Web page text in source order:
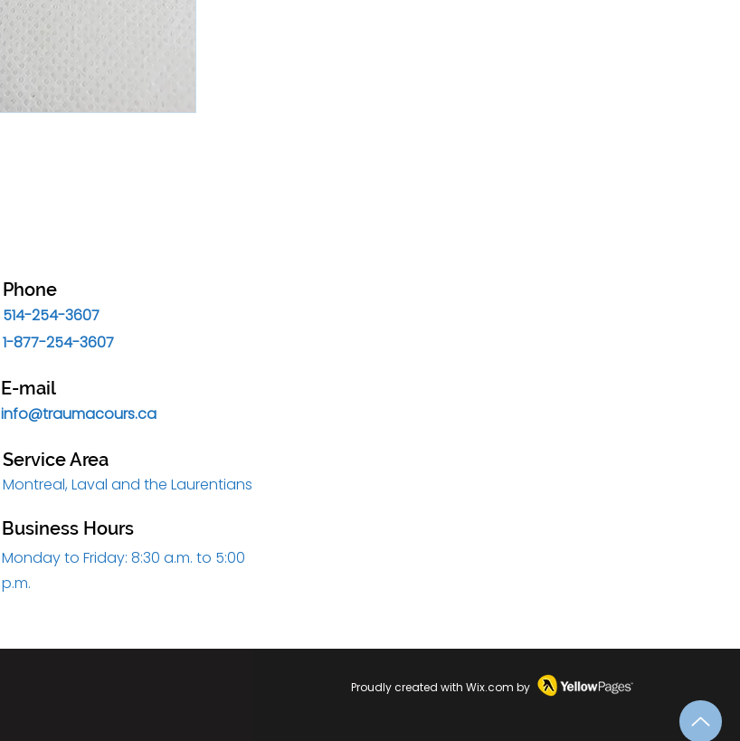
Phone
514-254-3607
1-877-254-3607
Service Area
Montreal, Laval and the Laurentians
Business Hours
Monday to Friday: 8:30 a.m. to 5:00
p.m.
E-mail
info@traumacours.ca
Proudly created withWix.com by